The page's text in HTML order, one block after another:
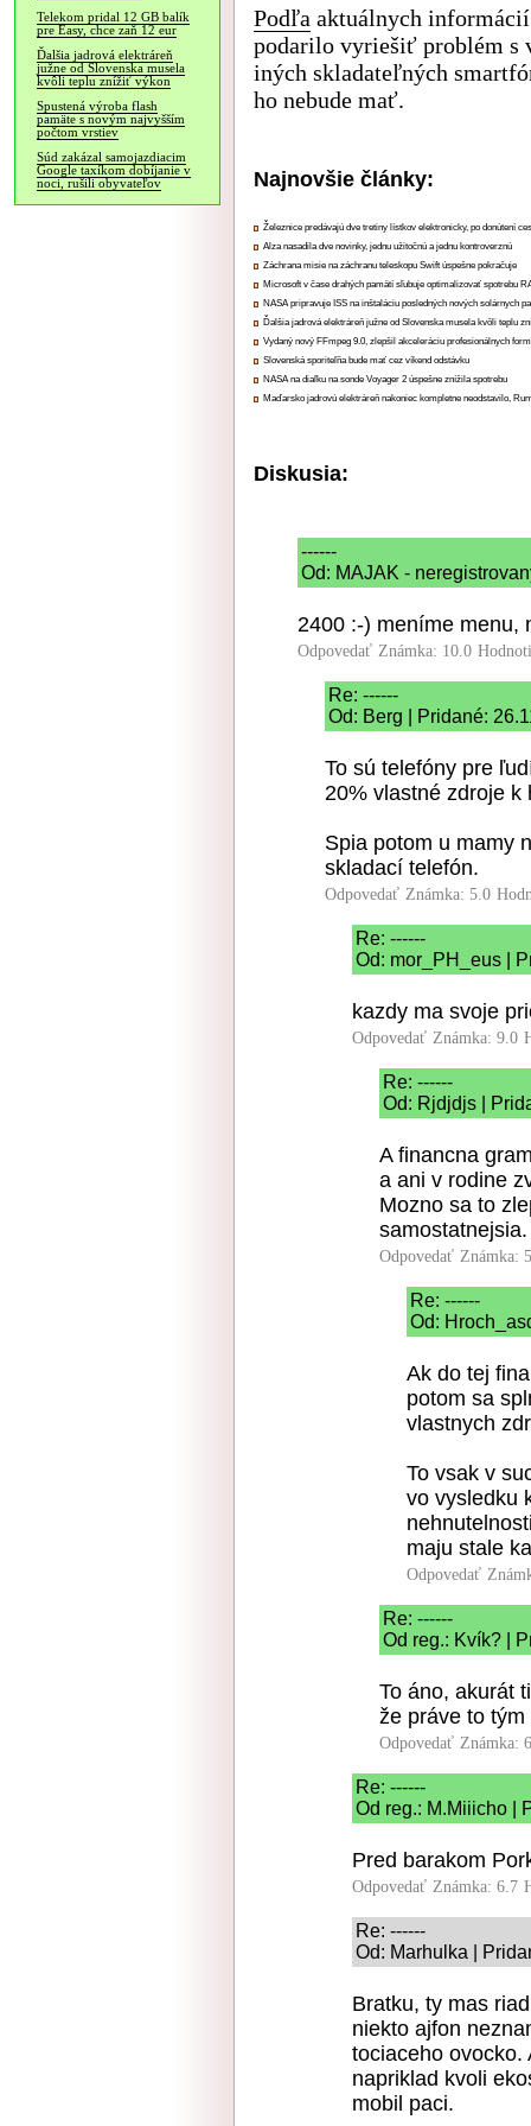
Telekom pridal 12 GB balík
pre Easy, chce zaň 12 eur
Ďalšia jadrová elektráreň
južne od Slovenska musela
kvôli teplu znížiť výkon
Spustená výroba flash
pamäte s novým najvyšším
počtom vrstiev
Súd zakázal samojazdiacim
Google taxíkom dobíjanie v
noci, rušili obyvateľov
Podľa aktuálnych
podarilo vyriešiť problém s
iných skladateľných
ho nebude mať.
Najnovšie články:
Železnice predávajú dve tretiny lístkov elektronicky, po donútení
Alza nasadila dve novinky, jednu užitočnú a jednu kontroverznú
Záchrana misie na záchranu teleskopu Swift úspešne pokračuje
Microsoft v čase drahých pamätí sľubuje optimalizovať spotrebu
NASA pripravuje ISS na inštaláciu posledných nových solárnych
Ďalšia jadrová elektráreň južne od Slovenska musela kvôli teplu
Vydaný nový FFmpeg 9.0, zlepšil akceleráciu profesionálnych
Slovenská sporiteľňa bude mať cez víkend odstávku
NASA na diaľku na sonde Voyager 2 úspešne znížila spotrebu
Maďarsko jadrovú elektráreň nakoniec kompletne neodstavilo,
Diskusia:
------
Od: MAJAK -
2400 :-) meníme menu,
Odpovedať Známka: 10.0
Re: ------
Od: Berg | Pridané:
To sú telefóny pre
20% vlastné zdroje k
Spia potom u mamy
skladací telefón.
Odpovedať Známka: 5.0
Re: ------
Od: mor_PH_eus |
kazdy ma svoje
Odpovedať Známka: 9.0
Re: ------
Od: Rjdjdjs |
A financna
a ani v rodine
Mozno sa to
Odpovedať Známka:
Re: ------
Od:
Ak do tej
potom sa
vlastnych
To vsak v
vo vysledku
maju stale
Odpovedať
Re: ------
Od reg.: Kvík? |
To áno, akurát
že práve to
Odpovedať Známka:
Re: ------
Od reg.: M.Miiicho |
Pred barakom
Odpovedať Známka: 6.7
Re: ------
Od: Marhulka |
Bratku, ty mas
niekto ajfon
tociaceho ovocko.
napriklad kvoli
mobil paci.